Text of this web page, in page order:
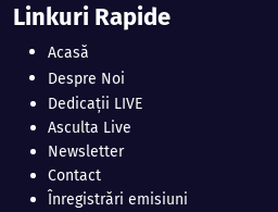
Linkuri Rapide
Acasă
Despre Noi
Dedicații LIVE
Asculta Live
Newsletter
Contact
Înregistrări emisiuni